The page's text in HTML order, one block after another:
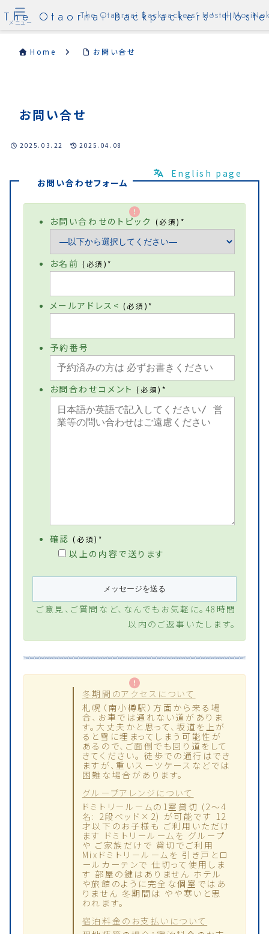
The Otaornai Backpackers'
Home お問い合せ
お問い合せ
2025.03.22 2025.04.08
English page
お問い合わせフォーム
お問い合わせのトピック (必須)*
お名前 (必須)*
メールアドレス< (必須)*
予約番号
お問合わせコメント(必須)*
確認(必須)*
以上の内容で送ります
ご意見、ご質問など、なんでもお気軽に。48時間
以内のご返事いたします。
冬期間のアクセスについて
札幌（南小樽駅）方面から来る場
合、お車では通れない道がありま
す。大丈夫かと思って、坂道を上が
ると雪に埋まってしまう可能性が
あるので、ご面倒でも回り道をして
きてください。 徒歩での通行はでき
ますが、重いスーツケースなどでは
困難な場合があります。
グループアレンジについて
ドミトリールームの1室貸切 (2〜4
名: 2段ベッド×2) が可能です 12
才以下のお子様も ご利用いただけ
ます ドミトリールームを グループ
や ご家族だけで 貸切でご利用
Mixドミトリールームを 引き戸とロ
ールカーテンで 仕切って使用しま
す 部屋の鍵はありません ホテル
や旅館のように完全な個室ではあ
りません 冬期間は やや寒いと思
われます。
宿泊料金のお支払いについて
メニュー
The Otaornai Backpackers' Hostel